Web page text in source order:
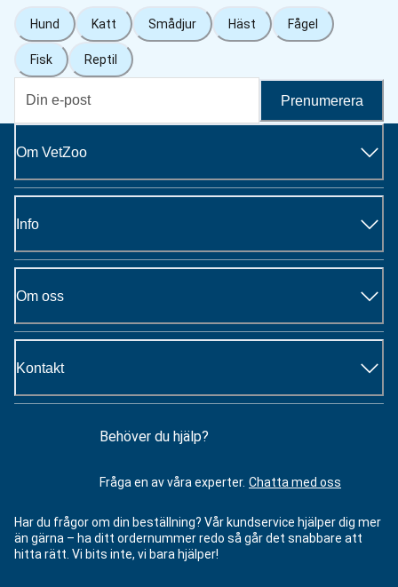
Hund Katt Smådjur Häst Fågel
Fisk Reptil
Prenumerera
Om VetZoo
Info
Om oss
Kontakt
Behöver du hjälp?
Fråga en av våra experter. Chatta med oss
Har du frågor om din beställning? Vår kundservice hjälper dig mer
än gärna – ha ditt ordernummer redo så går det snabbare att
hitta rätt. Vi bits inte, vi bara hjälper!